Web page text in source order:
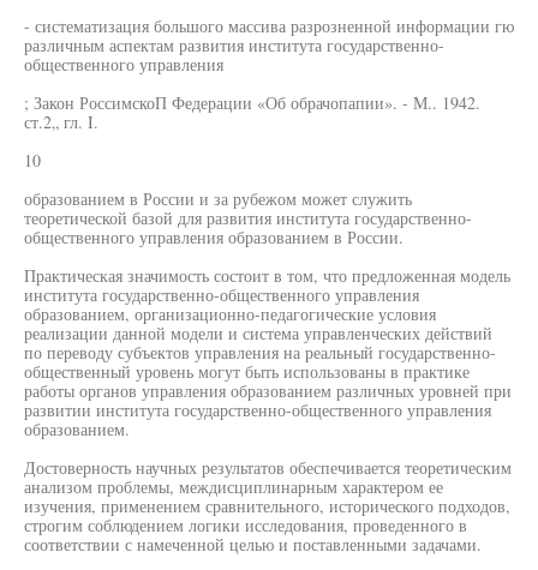
- систематизация большого массива разрозненной информации гю
различным аспектам развития института государственно-
общественного управления
; Закон РоссимскоП Федерации «Об обрачопапии». - М.. 1942.
ст.2„ гл. I.
10
образованием в России и за рубежом может служить
теоретической базой для развития института государственно-
общественного управления образованием в России.
Практическая значимость состоит в том, что предложенная модель
института государственно-общественного управления
образованием, организационно-педагогические условия
реализации данной модели и система управленческих действий
по переводу субъектов управления на реальный государственно-
общественный уровень могут быть использованы в практике
работы органов управления образованием различных уровней при
развитии института государственно-общественного управления
образованием.
Достоверность научных результатов обеспечивается теоретическим
анализом проблемы, междисциплинарным характером ее
изучения, применением сравнительного, исторического подходов,
строгим соблюдением логики исследования, проведенного в
соответствии с намеченной целью и поставленными задачами.